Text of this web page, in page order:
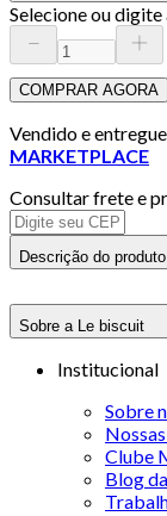
Selecione ou
COMPRAR AGORA
Vendido e
MARKETPLACE
Consultar frete e
Descrição do produto
Sobre a Le biscuit
Institucional
Sobre
Clube
Blog